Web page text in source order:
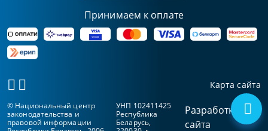
Принимаем к оплате
Карта сайта
© Национальный центр
законодательства и
правовой информации
УНП 102411425
Республика
Беларусь,
Разработка
сайта